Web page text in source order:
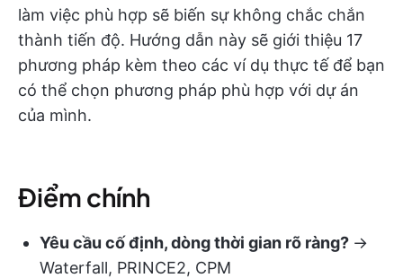
làm việc phù hợp sẽ biến sự không chắc chắn
thành tiến độ. Hướng dẫn này sẽ giới thiệu 17
phương pháp kèm theo các ví dụ thực tế để bạn
có thể chọn phương pháp phù hợp với dự án
của mình.
Điểm chính
Yêu cầu cố định, dòng thời gian rõ ràng? →
Waterfall, PRINCE2, CPM